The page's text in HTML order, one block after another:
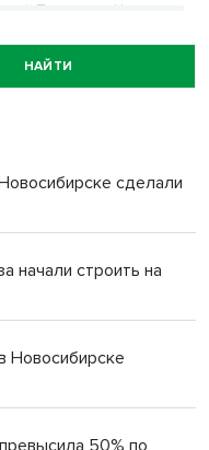
Травников. На
НАЙТИ
сделали
начали строить на
Новосибирске
50% по